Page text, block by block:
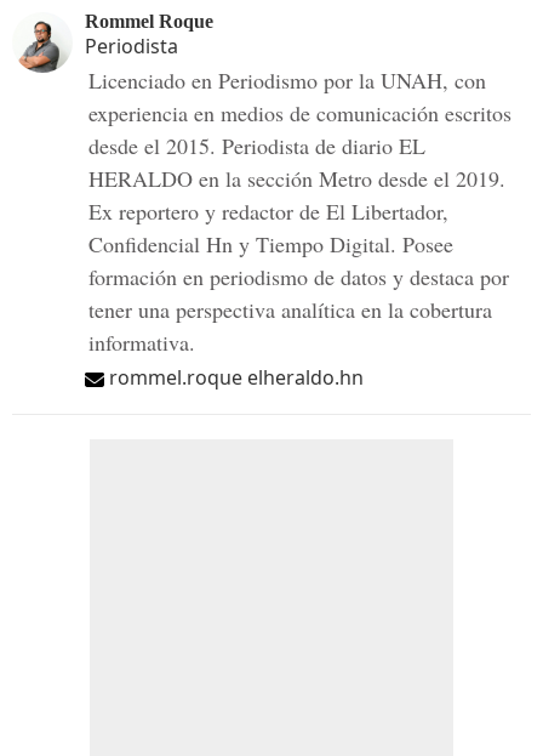
Rommel Roque
Periodista
Licenciado en Periodismo por la UNAH, con
experiencia en medios de comunicación escritos
desde el 2015. Periodista de diario EL
HERALDO en la sección Metro desde el 2019.
Ex reportero y redactor de El Libertador,
Confidencial Hn y Tiempo Digital. Posee
formación en periodismo de datos y destaca por
tener una perspectiva analítica en la cobertura
informativa.
rommel.roque elheraldo.hn